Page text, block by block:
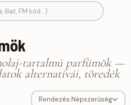
| FM-
tartalmú parfümök —
alternatívái, töredék
Rendezés:Népszerűség